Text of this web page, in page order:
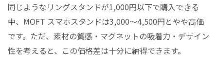
同じようなリングスタンドが1,000円以下で購入できる
中、MOFT スマホスタンドは3,000〜4,500円とやや高価
です。ただ、素材の質感・マグネットの吸着力・デザイン
性を考えると、この価格差は十分に納得できます。